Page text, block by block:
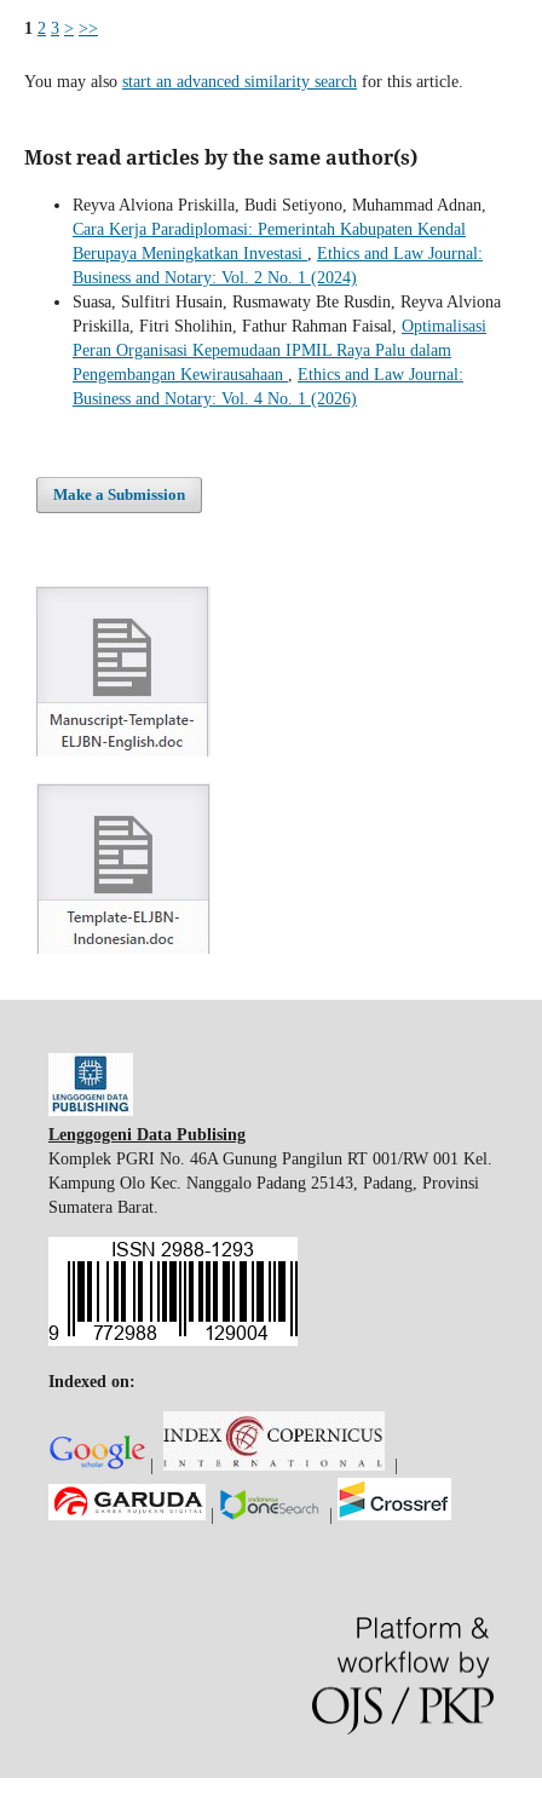
1 2 3 > >>
You may also start an advanced similarity search for this article.
Most read articles by the same author(s)
Reyva Alviona Priskilla, Budi Setiyono, Muhammad Adnan,
Cara Kerja Paradiplomasi: Pemerintah Kabupaten Kendal
Berupaya Meningkatkan Investasi
Ethics and Law Journal:
Business and Notary: Vol. 2 No. 1 (2024)
Suasa, Sulfitri Husain, Rusmawaty Bte Rusdin, Reyva Alviona
Priskilla, Fitri Sholihin, Fathur Rahman Faisal, Optimalisasi
Peran Organisasi Kepemudaan IPMIL Raya Palu dalam
Pengembangan Kewirausahaan
Ethics and Law Journal:
Business and Notary: Vol. 4 No. 1 (2026)
Make a Submission
Lenggogeni Data Publising
Komplek PGRI No. 46A Gunung Pangilun RT 001/RW 001 Kel.
Kampung Olo Kec. Nanggalo Padang 25143, Padang, Provinsi
Sumatera Barat.
Indexed on: